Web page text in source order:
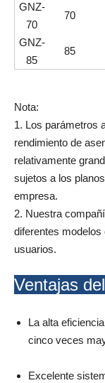
GNZ-
70
70
GNZ-
85
85
Nota:
1. Los parámetros
rendimiento de
relativamente
sujetos a los
empresa.
2. Nuestra
diferentes modelos
usuarios.
Ventajas
La alta
cinco veces
Excelente